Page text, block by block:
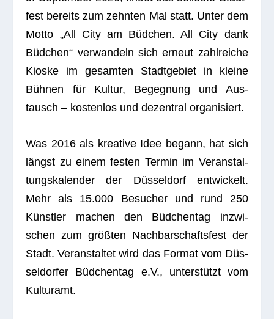
fest bereits zum zehn­ten Mal statt. Unter dem
Motto „All City am Büd­chen. All City dank
Büd­chen“ ver­wan­deln sich erneut zahl­rei­che
Kioske im gesam­ten Stadt­ge­biet in kleine
Büh­nen für Kul­tur, Begeg­nung und Aus­
tausch – kos­ten­los und dezen­tral organisiert.
Was 2016 als krea­tive Idee begann, hat sich
längst zu einem fes­ten Ter­min im Ver­an­stal­
tungs­ka­len­der der Düs­sel­dorfent­wi­ckelt.
Mehr als 15.000 Besu­cher und rund 250
Künst­ler machen den Büd­chen­tag inzwi­
schen zum größ­ten Nach­bar­schafts­fest der
Stadt. Ver­an­stal­tet wird das For­mat vom Düs­
sel­dor­fer Büd­chen­tag e.V., unter­stützt vom
Kulturamt.